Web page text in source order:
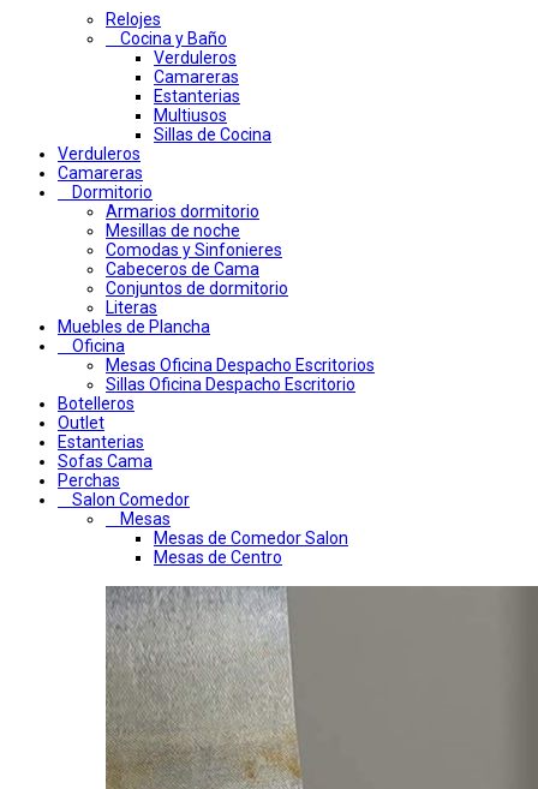
Relojes
Cocina y Baño
Verduleros
Camareras
Estanterias
Multiusos
Sillas de Cocina
Verduleros
Camareras
Dormitorio
Armarios dormitorio
Mesillas de noche
Comodas y Sinfonieres
Cabeceros de Cama
Conjuntos de dormitorio
Literas
Muebles de Plancha
Oficina
Mesas Oficina Despacho Escritorios
Sillas Oficina Despacho Escritorio
Botelleros
Outlet
Estanterias
Sofas Cama
Perchas
Salon Comedor
Mesas
Mesas de Comedor Salon
Mesas de Centro